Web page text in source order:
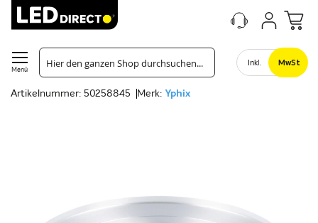
Menü
Inkl. MwSt
Artikelnummer: 50258845 Merk: Yphix